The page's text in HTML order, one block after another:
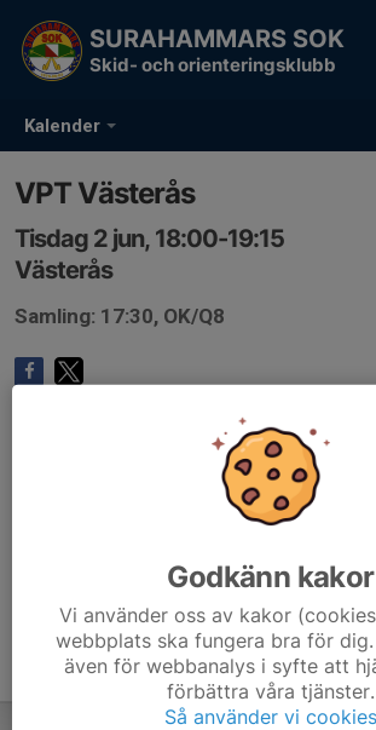
Kalender
SURAHAMMARS SOK
Skid- och orienteringsklubb
VPT Västerås
Tisdag 2 jun, 18:00-19:15
Västerås
Samling: 17:30, OK/Q8
Godkänn kakor
Vi använder oss av kakor
webbplats ska fungera bra för
även för webbanalys i syfte att
förbättra våra tjänster.
Så använder vi cookies